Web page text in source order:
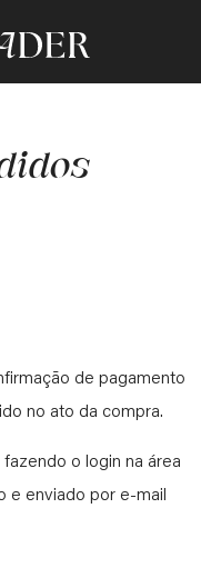
de pagamento
no ato da compra.
o login na área
e enviado por e-mail